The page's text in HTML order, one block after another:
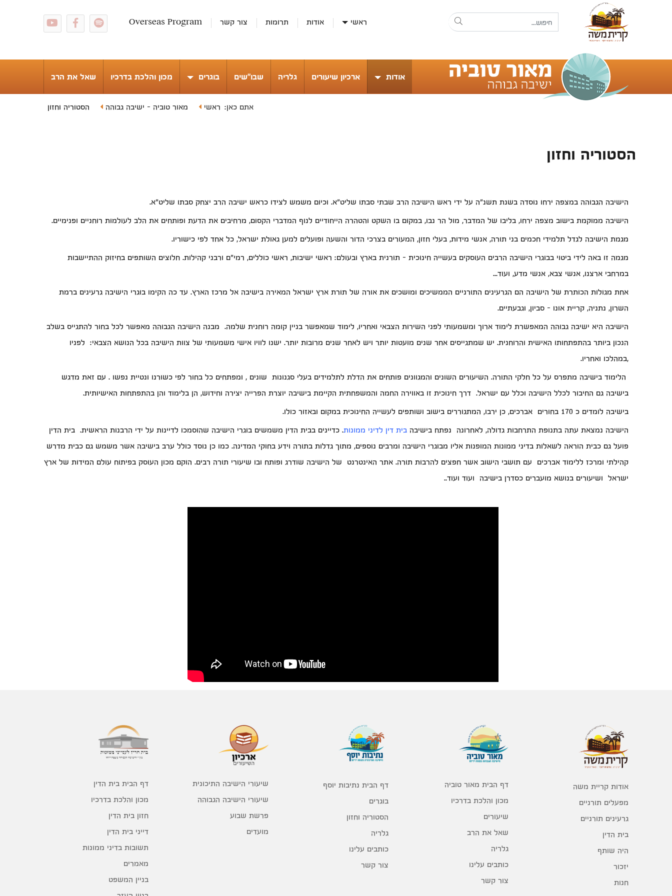
ראשי אודות תרומות צור קשר Overseas Program
אודות ארכיון שיעורים גלריה שבו"שים בוגרים מכון והלכת בדרכיו שאל את הרב
אתם כאן: ראשי מאור טוביה - ישיבה גבוהה הסטוריה וחזון
הסטוריה וחזון
הישיבה הגבוהה במצפה ירחו נוסדה בשנת תשנ"ה על ידי ראש הישיבה הרב שבתי סבתו שליט"א. וכיום משמש לצידו כראש ישיבה הרב יצחק סבתו שליט"א.
הישיבה ממוקמת בישוב מצפה ירחו, בליבו של המדבר, מול הר נבו, במקום בו השקט והטהרה הייחודיים לנוף המדברי הקסום, מרחיבים את הדעת ופותחים את הלב לעולמות רוחניים ופנימיים.
מגמת הישיבה לגדל תלמידי חכמים בני תורה, אנשי מידות, בעלי חזון, המעורים בצרכי הדור והשעה ופועלים למען גאולת ישראל, כל אחד לפי כישוריו.
מגמה זו באה לידי ביטוי בבוגרי הישיבה הרבים העוסקים בעשייה חינוכית - תורנית בארץ ובעולם: ראשי ישיבות, ראשי כוללים, רמי"ם ורבני קהילות. חלוצים השותפים בחיזוק ההתיישבות
במרחבי ארצנו, אנשי צבא, אנשי מדע, ועוד...
אחת מגולות הכותרת של הישיבה הם הגרעינים התורניים הממשיכים ומושכים את אורה של תורת ארץ ישראל המאירה בישיבה אל מרכז הארץ. עד כה הקימו בוגרי הישיבה גרעינים ברמת
השרון, נתניה, קריית אונו – סביון, וגבעתיים.
הישיבה היא ישיבה גבוהה המאפשרת לימוד ארוך ומשמעותי לפני השירות הצבאי ואחריו, לימוד שמאפשר בניין קומה רוחנית שלמה. מבנה הישיבה הגבוהה מאפשר לכל בחור להתגייס בשלב
הנכון ביותר בהתפתחותו האישית והרוחנית. יש שמתגייסים אחר שנים מועטות יותר ויש לאחר שנים מרובות יותר. ישנו לוויו אישי משמעותי של צוות הישיבה בכל הנושא הצבאי: לפניו
,במהלכו ואחריו.
הלימוד בישיבה מתפרס על כל חלקי התורה. השיעורים השונים והמגוונים פותחים את הדלת לתלמידים בעלי סגנונות שונים , ומפתחים כל בחור לפי כשורנו ונטיית נפשו . עם זאת מדגש
בישיבה גם החיבור לכלל הישיבה וכלל עם ישראל. דרך חינוכית זו באווירה החמה והמשפחתית הקיימת בישיבה יוצרת הפרייה יצירה וחידוש, הן בלימוד והן בהתפתחות האישיותית.
בישיבה לומדים כ 170 בחורים אברכים, כן ירבו, המתגוררים בישוב ושותפים לעשייה החינוכית במקום ובאזור כולו.
הישיבה נמצאת עתה בתנופת התרחבות גדולה, לאחרונה נפתח בישיבה בית דין לדיני ממונות. כדיינים בבית הדין משמשים בוגרי הישיבה שהוסמכו לדיינות על ידי הרבנות הראשית. בית הדין
פועל גם כבית הוראה לשאלות בדיני ממונות המופנות אליו מבוגרי הישיבה ומרבים נוספים, מתוך גדלות בתורה וידע בחוקי המדינה. כמו כן נוסד כולל ערב בישיבה אשר משמש גם כבית מדרש
קהילתי ומרכז ללימוד אברכים עם תושבי הישוב אשר חפצים להרבות תורה. אתר האינטרנט של הישיבה שודרג ופותח ובו שיעורי תורה רבים. הוקם מכון העוסק בפיתוח עולם המידות של ארץ
ישראל ושיעורים בנושא מועברים כסדרן בישיבה ועוד ועוד..
אודות קריית משה
מפעלים תורניים
גרעינים תורניים
בית הדין
היה שותף
יזכור
חנות
דף הבית מאור טוביה
מכון והלכת בדרכיו
שיעורים
שאל את הרב
גלריה
כותבים עלינו
צור קשר
דף הבית נתיבות יוסף
בוגרים
הסטוריה וחזון
גלריה
כותבים עלינו
צור קשר
שיעורי הישיבה התיכונית
שיעורי הישיבה הגבוהה
פרשת שבוע
מועדים
דף הבית בית הדין
מכון והלכת בדרכיו
חזון בית הדין
דייני בית הדין
תשובות בדיני ממונות
מאמרים
בניין המשפט